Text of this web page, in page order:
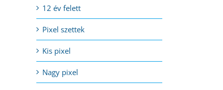
12 év felett
Pixel szettek
Kis pixel
Nagy pixel